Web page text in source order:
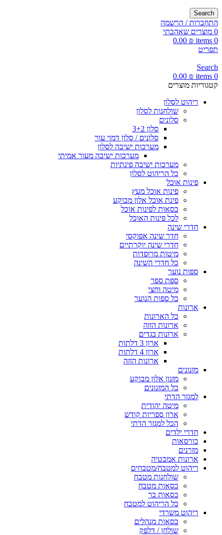
Search
התחברות / הרשמה
0 מוצרים שאהבתי
0
items
0.00 ₪
תפריט
Search
0
items
0.00 ₪
קטגוריות מוצרים
ריהוט לסלון
שולחנות לסלון
סלונים
סלון 3+2
סלונים / סלון דמוי עור
מערכות ישיבה לסלון
מערכות ישיבה מעור אמיתי
מערכות ישיבה פינתיות
כל הריהוט לסלון
פינות אוכל
פינות אוכל מעץ
פינת אוכל אלון מבוקע
כסאות לפינות אוכל
לכל פינות האוכל
חדרי שינה
חדר שינה אפוקסי
חדרי שינה יוקרתיים
מיטות מרופדות
כל חדרי השינה
ספות נוער
ספת ספר
מיטה וחצי
כל ספות הנוער
ארונות
כל הארונות
ארונות הזזה
ארונות בגדים
ארון 3 דלתות
ארון 4 דלתות
ארונות הזזה
מזנונים
מזנון אלון מבוקע
כל המזנונים
למגזר הדתי
מיטה יהודית
ארון ספריות קודש
הכל למגזר הדתי
חדרי ילדים
כורסאות
מזרנים
ארונות אמבטיה
ריהוט למטבח/מטבחים
שולחנות מטבח
כסאות מטבח
כסאות בר
כל הריהוט למטבח
ריהוט משרדי
כסאות מנהלים
שולחן / דלפק